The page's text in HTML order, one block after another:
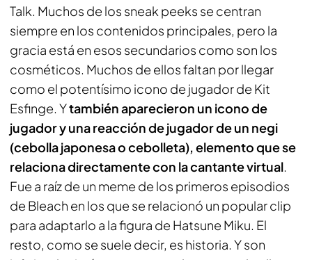
Talk. Muchos de los sneak peeks se centran
siempre en los contenidos principales, pero la
gracia está en esos secundarios como son los
cosméticos. Muchos de ellos faltan por llegar
como el potentísimo icono de jugador de Kit
Esfinge. Ytambién aparecieron un icono de
jugador y una reacción de jugador de un negi
(cebolla japonesa o cebolleta), elemento que se
relaciona directamente con la cantante virtual.
Fue a raíz de un meme de los primeros episodios
de Bleach en los que se relacionó un popular clip
para adaptarlo a la figura de Hatsune Miku. El
resto, como se suele decir, es historia. Y son